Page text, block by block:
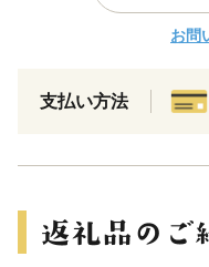
お問
支払い方法